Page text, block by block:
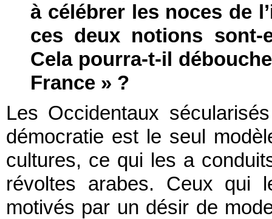
à célébrer les noces de
ces deux notions sont-
Cela pourra-t-il
France » ?
Les Occidentaux
démocratie est le seul
cultures, ce qui les a
révoltes arabes. Ceux qui
motivés par un désir de